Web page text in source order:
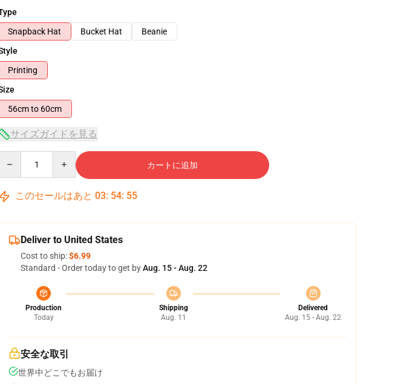
Snapback Hat
Bucket Hat
Beanie
Printing
56cm to 60cm
サイズガイドを見る
カートに追加
このセールはあと 03: 54: 54
Deliver to United States
Cost to ship:$6.99
Standard - Order today to get byAug. 15 - Aug. 22
Production
Today
Shipping
Aug. 11
Delivered
Aug. 15 - Aug. 22
安全な取引
世界中どこでもお届け